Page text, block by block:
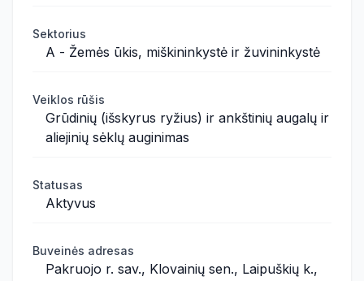
Sektorius
A - Žemės ūkis, miškininkystė ir žuvininkystė
Veiklos rūšis
Grūdinių (išskyrus ryžius) ir ankštinių augalų ir
aliejinių sėklų auginimas
Statusas
Aktyvus
Buveinės adresas
Pakruojo r. sav., Klovainių sen., Laipuškių k.,